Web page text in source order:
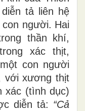
tả liên hệ
người. Hai
thần khí,
xác thịt,
con người
với xương thịt
xác (tình dục)
diễn tả: “Cả